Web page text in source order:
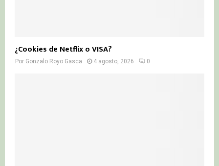
¿Cookies de Netflix o VISA?
Por Gonzalo Royo Gasca 4 agosto, 2026 0